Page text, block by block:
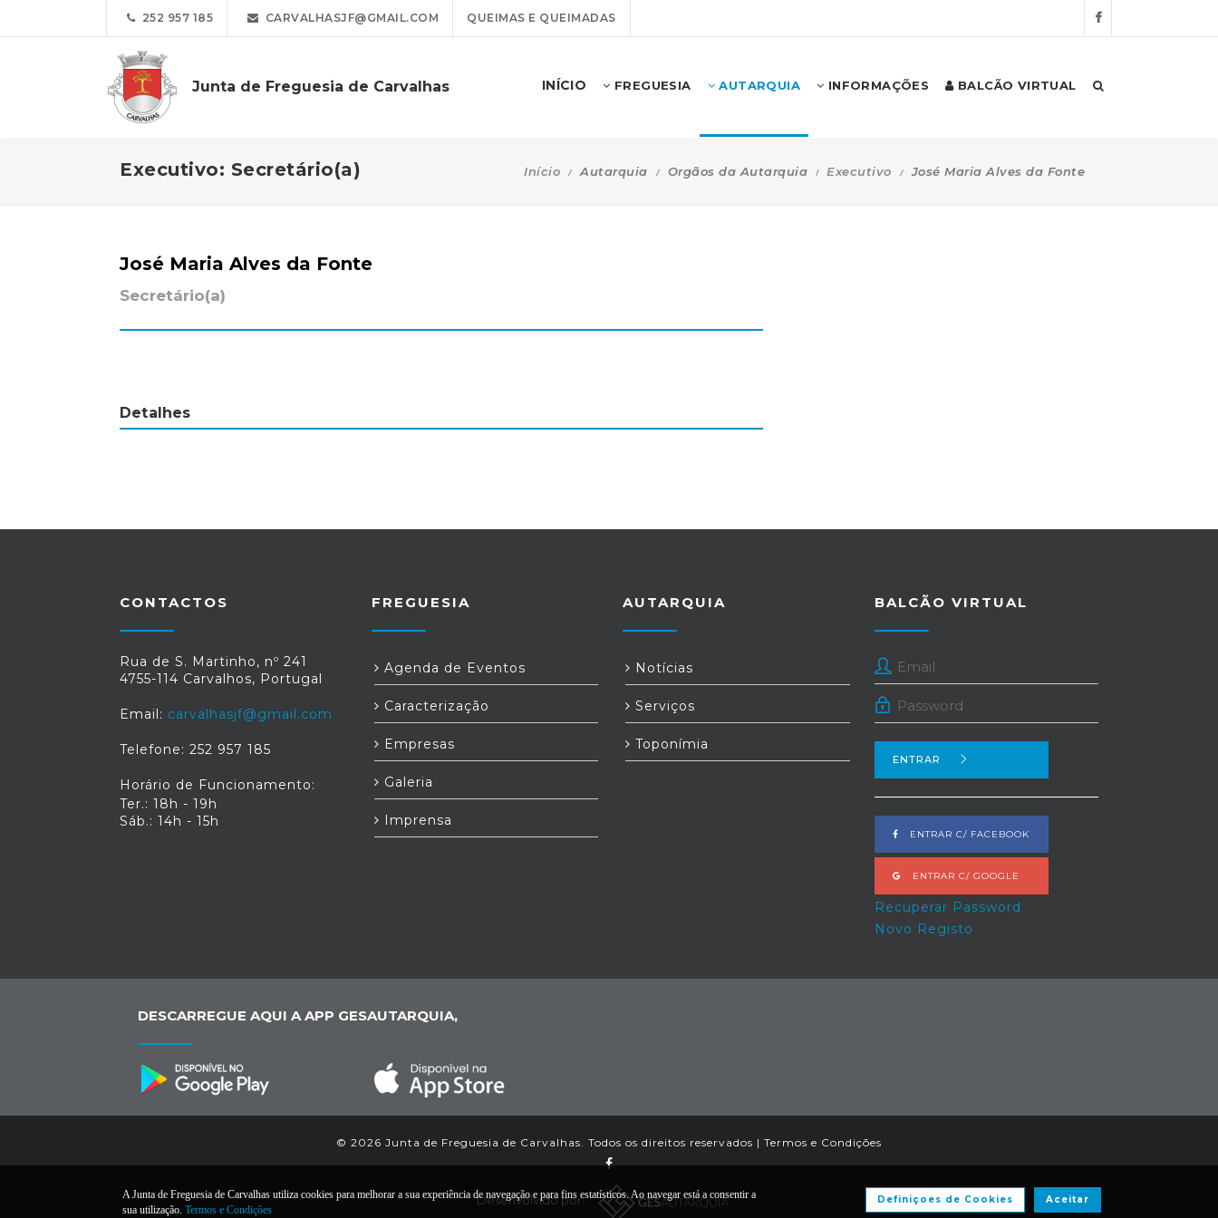
252 957 185 CARVALHASJF@GMAIL.COM QUEIMAS E QUEIMADAS
Junta de Freguesia de Carvalhas INÍCIO FREGUESIA AUTARQUIA INFORMAÇÕES BALCÃO VIRTUAL
Executivo: Secretário(a) Início Autarquia Orgãos da Autarquia Executivo José Maria Alves da Fonte
José Maria Alves da Fonte
Secretário(a)
Detalhes
CONTACTOS
Rua de S. Martinho, nº 241
4755-114 Carvalhos, Portugal
Email: carvalhasjf@gmail.com
Telefone: 252 957 185
Horário de Funcionamento:
Ter.: 18h - 19h
Sáb.: 14h - 15h
FREGUESIA
Agenda de Eventos
Caracterização
Empresas
Galeria
Imprensa
AUTARQUIA
Notícias
Serviços
Toponímia
BALCÃO VIRTUAL
ENTRAR
ENTRAR C/ FACEBOOK
ENTRAR C/ GOOGLE
Recuperar Password
Novo Registo
DESCARREGUE AQUI A APP GESAUTARQUIA,
© 2026 Junta de Freguesia de Carvalhas. Todos os direitos reservados | Termos e Condições
Desenvolvido por:
A Junta de Freguesia de Carvalhas utiliza cookies para melhorar a sua experiência de navegação e para fins estatísticos. Ao navegar está a consentir a
sua utilização. Termos e Condições
Aceitar
Definiçoes de Cookies